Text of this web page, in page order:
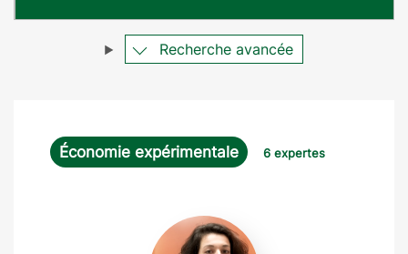
e
Recherche avancée
Économie expérimentale 6 expertes
Marianne
Lefebvre